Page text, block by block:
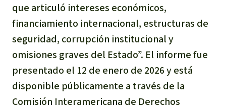
Defensoras y Defensores
que articuló intereses económicos,
financiamiento internacional, estructuras de
seguridad, corrupción institucional y
omisiones graves del Estado”. El informe fue
presentado el 12 de enero de 2026 y está
disponible públicamente a través de la
Comisión Interamericana de Derechos